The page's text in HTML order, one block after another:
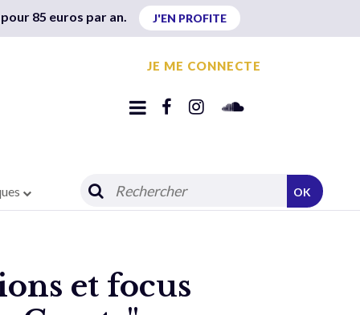
85 euros par an. J'EN PROFITE
JE ME CONNECTE
OK
et focus